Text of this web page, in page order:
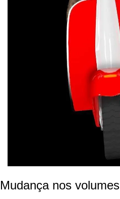
Mudança nos volumes